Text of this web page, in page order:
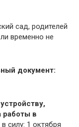
сад, родителей
временно не
документ:
работы в
силу: 1 октября